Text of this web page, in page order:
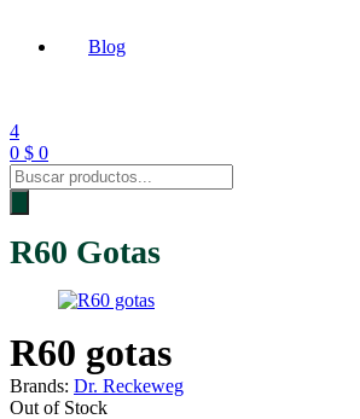
Blog
4
0 $ 0
Products
search
R60 Gotas
R60 gotas
Brands: Dr. Reckeweg
Availability:
Out of Stock